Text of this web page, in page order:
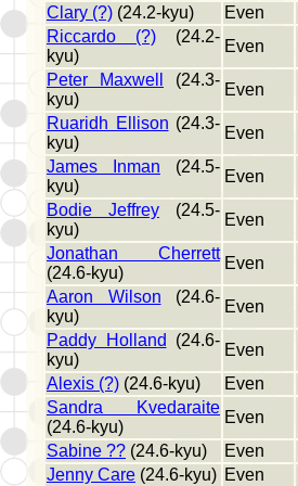
Clary (?) (24.2-kyu) Even
Riccardo (?) (24.2-
kyu)
Even
Peter Maxwell
(24.3-
kyu)
Even
Ruaridh Ellison (24.3-
kyu)
Even
James Inman (24.5-
kyu)
Even
Bodie Jeffrey (24.5-
kyu)
Even
Jonathan Cherrett
(24.6-kyu)
Even
Aaron Wilson (24.6-
kyu)
Even
Paddy Holland (24.6-
kyu)
Even
Alexis (?) (24.6-kyu) Even
Sandra Kvedaraite
(24.6-kyu)
Even
Sabine ?? (24.6-kyu) Even
Jenny Care (24.6-kyu) Even